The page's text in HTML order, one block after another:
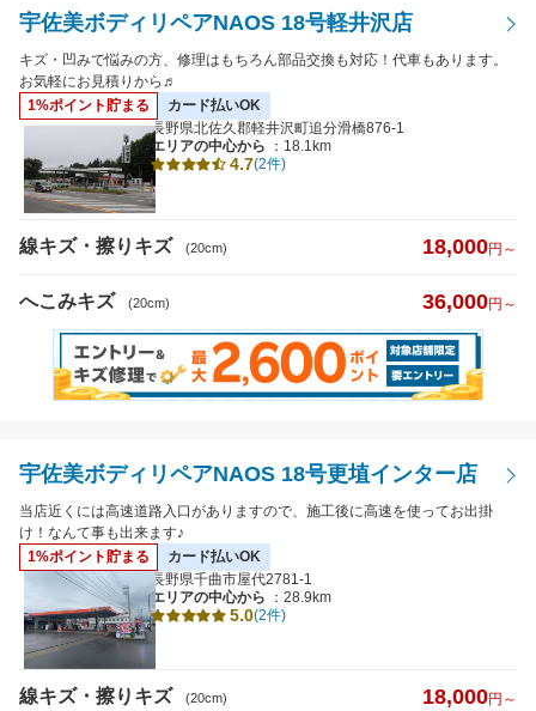
宇佐美ボディリペアNAOS 18号軽井沢店
キズ・凹みで悩みの方、修理はもちろん部品交換も対応！代車もあります。
お気軽にお見積りから♬
1%ポイント貯まる
カード払いOK
長野県北佐久郡軽井沢町追分滑橋876-1
エリアの中心から
：18.1km
4.7(2件)
線キズ・擦りキズ (20cm) 18,000円～
へこみキズ (20cm) 36,000円～
宇佐美ボディリペアNAOS 18号更埴インター店
当店近くには高速道路入口がありますので、施工後に高速を使ってお出掛
け！なんて事も出来ます♪
1%ポイント貯まる
カード払いOK
長野県千曲市屋代2781-1
エリアの中心から
：28.9km
5.0(2件)
線キズ・擦りキズ (20cm) 18,000円～